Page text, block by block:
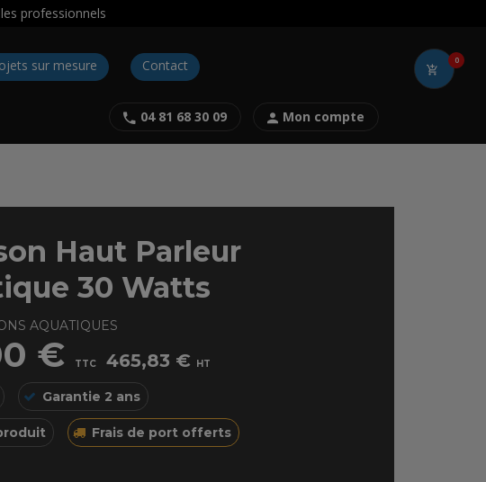
professionnels
sur mesure Contact 0
04 81 68 30 09 Mon compte
Haut Parleur
30 Watts
AQUATIQUES
€ TTC 465,83 € HT
Garantie 2 ans
Frais de port offerts